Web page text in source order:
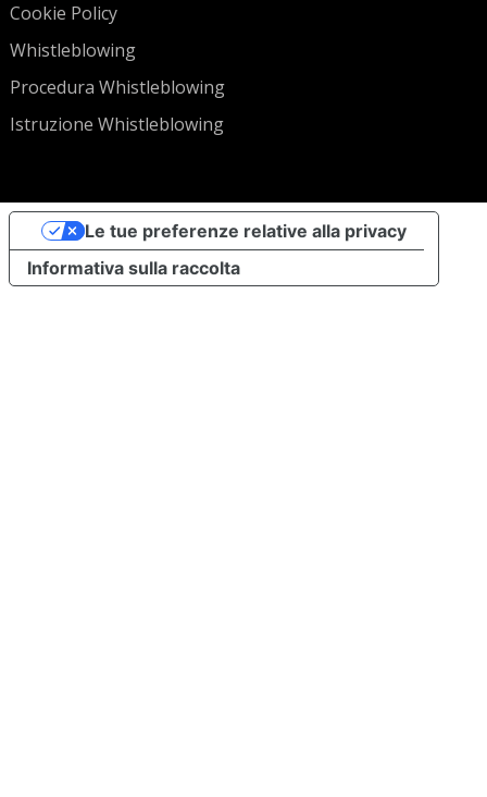
Cookie Policy
Whistleblowing
Procedura Whistleblowing
Istruzione Whistleblowing
Informativa sulla raccolta
Le tue preferenze relative alla privacy